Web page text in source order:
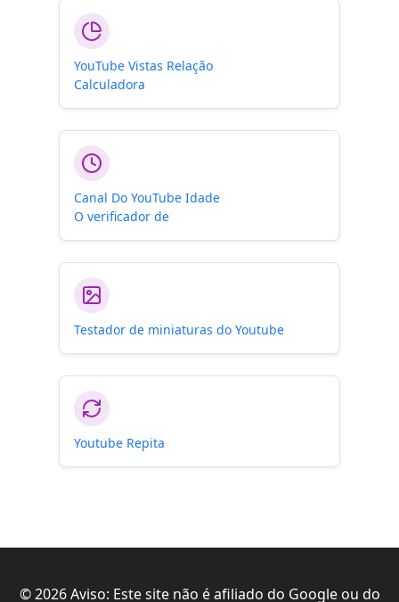
YouTube Vistas Relação
Calculadora
Canal Do YouTube Idade
O verificador de
Testador de miniaturas do Youtube
Youtube Repita
©2026Aviso: Este site não é afiliado do Google ou do